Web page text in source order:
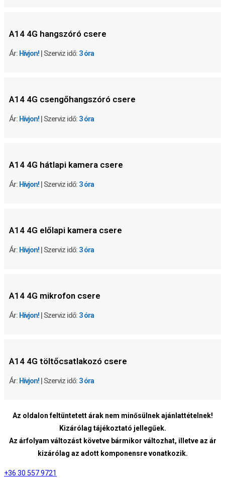
A14 4G hangszóró csere
Ár: Hívjon! | Szerviz idő: 3 óra
A14 4G csengőhangszóró csere
Ár: Hívjon! | Szerviz idő: 3 óra
A14 4G hátlapi kamera csere
Ár: Hívjon! | Szerviz idő: 3 óra
A14 4G előlapi kamera csere
Ár: Hívjon! | Szerviz idő: 3 óra
A14 4G mikrofon csere
Ár: Hívjon! | Szerviz idő: 3 óra
A14 4G töltőcsatlakozó csere
Ár: Hívjon! | Szerviz idő: 3 óra
Az oldalon feltüntetett árak nem minősülnek ajánlattételnek!
Kizárólag tájékoztató jellegűek.
Az árfolyam változást követve bármikor változhat, illetve az ár
kizárólag az adott komponensre vonatkozik.
+36 30 557 9721